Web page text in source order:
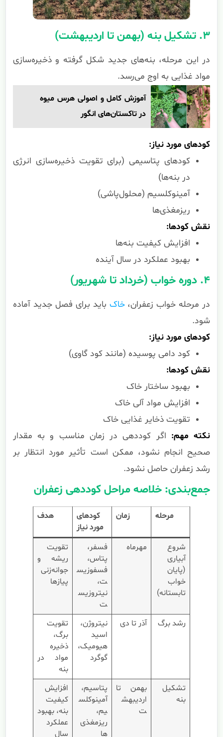
۳. تشکیل بنه (بهمن تا اردیبهشت)
در این مرحله، بنه‌های جدید شکل گرفته و ذخیره‌سازی
مواد غذایی به اوج می‌رسد.
آموزش کامل و اصولی هرس میوه
در تاکستان‌های انگور
کودهای مورد نیاز:
کودهای پتاسیمی (برای تقویت ذخیره‌سازی انرژی
در بنه‌ها)
آمینوکلسیم (محلول‌پاشی)
ریزمغذی‌ها
نقش کودها:
افزایش کیفیت بنه‌ها
بهبود عملکرد در سال آینده
۴. دوره خواب (خرداد تا شهریور)
در مرحله خواب زعفران،خاک باید برای فصل جدید آماده
شود.
کودهای مورد نیاز:
کود دامی پوسیده (مانند کود گاوی)
نقش کودها:
بهبود ساختار خاک
افزایش مواد آلی خاک
تقویت ذخایر غذایی خاک
نکته مهم: اگر کوددهی در زمان مناسب و به مقدار
صحیح انجام نشود، ممکن است تأثیر مورد انتظار بر
رشد زعفران حاصل نشود.
جمع‌بندی: خلاصه مراحل کوددهی زعفران
مرحله زمان
کودهای
مورد نیاز
هدف
شروع
آبیاری
(پایان
خواب
تابستانه)
مهرماه
فسفر،
پتاس،
فسفوزیس
ت،
نیتروزیس
ت
تقویت
ریشه و
جوانه‌زنی
پیازها
رشد برگ آذر تا دی
نیتروژن،
اسید
هیومیک،
گوگرد
تقویت
برگ،
ذخیره
مواد در
بنه
تشکیل
بنه
بهمن تا
اردیبهش
ت
پتاسیم،
آمینوکلس
یم،
ریزمغذی‌
ها
افزایش
کیفیت
بنه، بهبود
عملکرد
سال